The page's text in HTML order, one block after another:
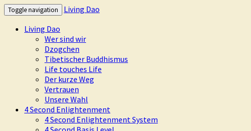
Toggle navigation
Living Dao
Living Dao
Wer sind wir
Dzogchen
Tibetischer Buddhismus
Life touches Life
Der kurze Weg
Vertrauen
Unsere Wahl
4 Second Enlightenment
4 Second Enlightenment System